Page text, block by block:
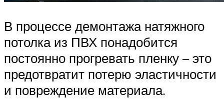
В процессе демонтажа натяжного
потолка из ПВХ понадобится
постоянно прогревать пленку – это
предотвратит потерю эластичности
и повреждение материала.